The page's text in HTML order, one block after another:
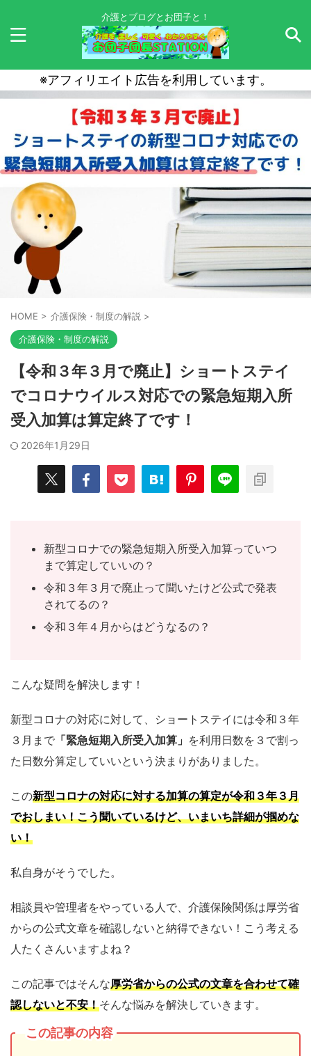
介護とブログとお団子と！
※アフィリエイト広告を利用しています。
HOME > 介護保険・制度の解説 >
介護保険・制度の解説
【令和３年３月で廃止】ショートステイ
でコロナウイルス対応での緊急短期入所
受入加算は算定終了です！
2026年1月29日
新型コロナでの緊急短期入所受入加算っていつ
まで算定していいの？
令和３年３月で廃止って聞いたけど公式で発表
されてるの？
令和３年４月からはどうなるの？
こんな疑問を解決します！
新型コロナの対応に対して、ショートステイには令和３年
３月まで 「緊急短期入所受入加算」 を利用日数を３で割っ
た日数分算定していいという決まりがありました。
この新型コロナの対応に対する加算の算定が令和３年３月
でおしまい！こう聞いているけど、いまいち詳細が掴めな
い！
私自身がそうでした。
相談員や管理者をやっている人で、介護保険関係は厚労省
からの公式文章を確認しないと納得できない！こう考える
人たくさんいますよね？
この記事ではそんな厚労省からの公式の文章を合わせて確
認しないと不安！そんな悩みを解決していきます。
この記事の内容